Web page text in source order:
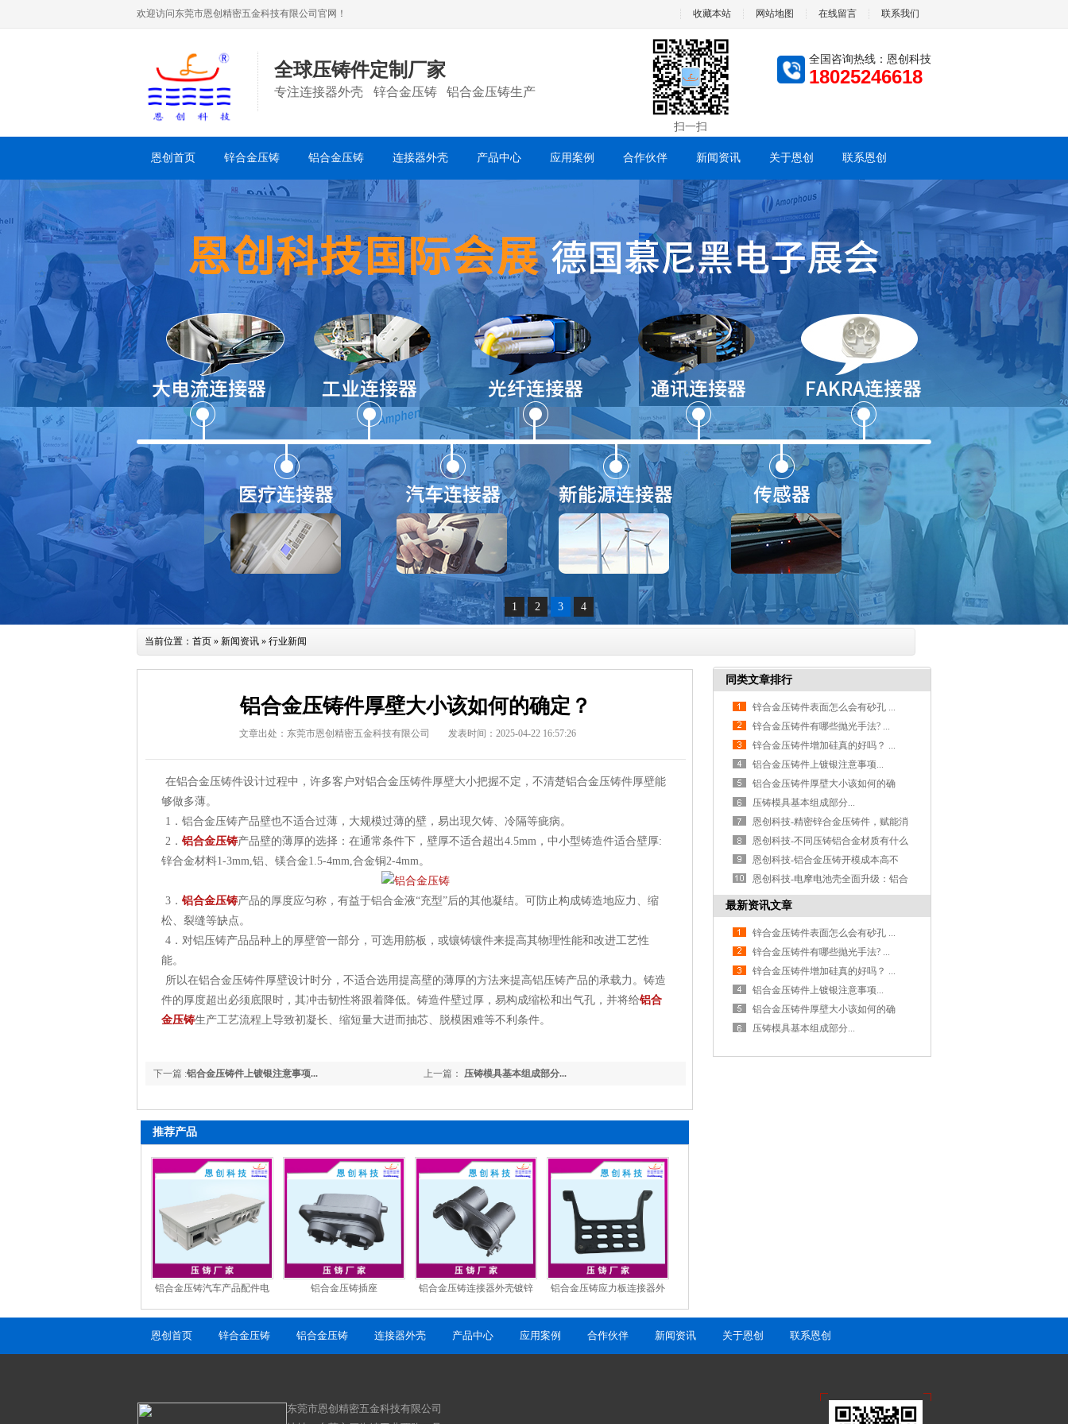
欢迎访问东莞市恩创精密五金科技有限公司官网！ 收藏本站 网站地图 在线留言 联系我们
全球压铸件定制厂家
专注连接器外壳 锌合金压铸 铝合金压铸生产
扫一扫
全国咨询热线：恩创科技
18025246618
恩创首页 锌合金压铸 铝合金压铸 连接器外壳 产品中心 应用案例 合作伙伴 新闻资讯 关于恩创 联系恩创
1 2 3 4
当前位置： 首页 » 新闻资讯 » 行业新闻
铝合金压铸件厚壁大小该如何的确定？
文章出处：东莞市恩创精密五金科技有限公司 发表时间：2025-04-22 16:57:26
在铝合金压铸件设计过程中，许多客户对铝合金压铸件厚壁大小把握不定，不清楚铝合金压铸件厚壁能
够做多薄。
1．铝合金压铸产品壁也不适合过薄，大规模过薄的壁，易出現欠铸、冷隔等疵病。
2． 铝合金压铸产品壁的薄厚的选择：在通常条件下，壁厚不适合超出4.5mm，中小型铸造件适合壁厚:
锌合金材料1-3mm,铝、镁合金1.5-4mm,合金铜2-4mm。
3． 铝合金压铸产品的厚度应匀称，有益于铝合金液“充型”后的其他凝结。可防止构成铸造地应力、缩
松、裂缝等缺点。
4．对铝压铸产品品种上的厚壁管一部分，可选用筋板，或镶铸镶件来提高其物理性能和改进工艺性
能。
所以在铝合金压铸件厚壁设计时分，不适合选用提高壁的薄厚的方法来提高铝压铸产品的承载力。铸造
件的厚度超出必须底限时，其冲击韧性将跟着降低。铸造件壁过厚，易构成缩松和出气孔，并将给铝合
金压铸生产工艺流程上导致初凝长、缩短量大进而抽芯、脱模困难等不利条件。
上一篇： 压铸模具基本组成部分...
下一篇 :铝合金压铸件上镀银注意事项...
推荐产品
铝合金压铸汽车产品配件电
铝合金压铸插座
铝合金压铸连接器外壳镀锌
铝合金压铸应力板连接器外
同类文章排行
锌合金压铸件表面怎么会有砂孔 ...
锌合金压铸件有哪些抛光手法? ...
锌合金压铸件增加硅真的好吗？ ...
铝合金压铸件上镀银注意事项...
铝合金压铸件厚壁大小该如何的确
定？ ...
压铸模具基本组成部分...
恩创科技-精密锌合金压铸件，赋能消
费电子...
恩创科技-不同压铸铝合金材质有什么
区别？...
恩创科技-铝合金压铸开模成本高不
高？量产...
恩创科技-电摩电池壳全面升级：铝合
金压铸...
最新资讯文章
锌合金压铸件表面怎么会有砂孔 ...
锌合金压铸件有哪些抛光手法? ...
锌合金压铸件增加硅真的好吗？ ...
铝合金压铸件上镀银注意事项...
铝合金压铸件厚壁大小该如何的确
定？ ...
压铸模具基本组成部分...
恩创首页 锌合金压铸 铝合金压铸 连接器外壳 产品中心 应用案例 合作伙伴 新闻资讯 关于恩创 联系恩创
东莞市恩创精密五金科技有限公司